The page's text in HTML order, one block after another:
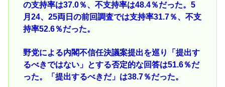
の支持率は37.0％、不支持率は48.4％だった。5
月24、25両日の前回調査では支持率31.7％、不支
持率52.6％だった。
野党による内閣不信任決議案提出を巡り「提出す
るべきではない」とする否定的な回答は51.6％だ
った。「提出するべきだ」は38.7％だった。